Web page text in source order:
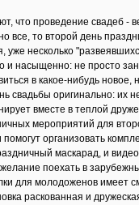
что проведение свадеб -
все, то второй день
уже несколько
и насыщенно: не просто
в какое-нибудь
свадьбы оригинально: их
вместе в теплой
мероприятий для
организовать
маскарад, и
поехать в
для молодоженов
раскованная и